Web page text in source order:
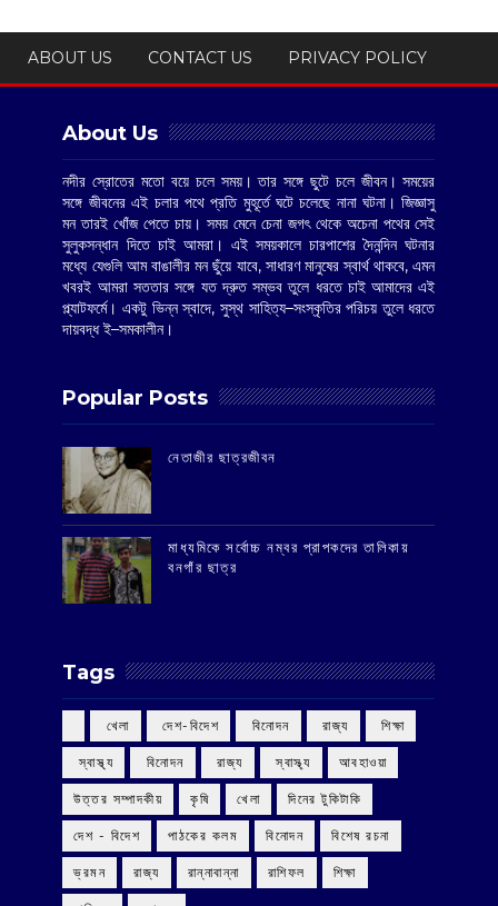
ABOUT US CONTACT US PRIVACY POLICY
About Us
নদীর স্রোতের মতো বয়ে চলে সময়। তার সঙ্গে ছুটে চলে জীবন। সময়ের
সঙ্গে জীবনের এই চলার পথে প্রতি মুহূর্তে ঘটে চলেছে নানা ঘটনা। জিজ্ঞাসু
মন তারই খোঁজ পেতে চায়। সময় মেনে চেনা জগৎ থেকে অচেনা পথের সেই
সুলুকসন্ধান দিতে চাই আমরা। এই সময়কালে চারপাশের দৈনন্দিন ঘটনার
মধ্যে যেগুলি আম বাঙালীর মন ছুঁয়ে যাবে, সাধারণ মানুষের স্বার্থ থাকবে, এমন
খবরই আমরা সততার সঙ্গে যত দ্রুত সম্ভব তুলে ধরতে চাই আমাদের এই
প্ল্যাটফর্মে। একটু ভিন্ন স্বাদে, সুস্থ সাহিত্য–সংস্কৃতির পরিচয় তুলে ধরতে
দায়বদ্ধ ই–সমকালীন।
Popular Posts
‌নেতাজীর ছাত্রজীবন
মাধ্যমিকে সর্বোচ্চ নম্বর প্রাপকদের তালিকায়
বনগাঁর ছাত্র
Tags
‌ খেলা ‌ দেশ-বিদেশ ‌ বিনোদন ‌ রাজ্য ‌ শিক্ষা
‌ স্বাস্থ্য ‌ বিনোদন ‌ রাজ্য ‌ স্বাস্থ্য আবহাওয়া
উত্তর সম্পাদকীয় কৃষি খেলা দিনের টুকিটাকি
দেশ - বিদেশ পাঠকের কলম বিনোদন বিশেষ রচনা
ভ্রমন রাজ্য রান্নাবান্না রাশিফল শিক্ষা